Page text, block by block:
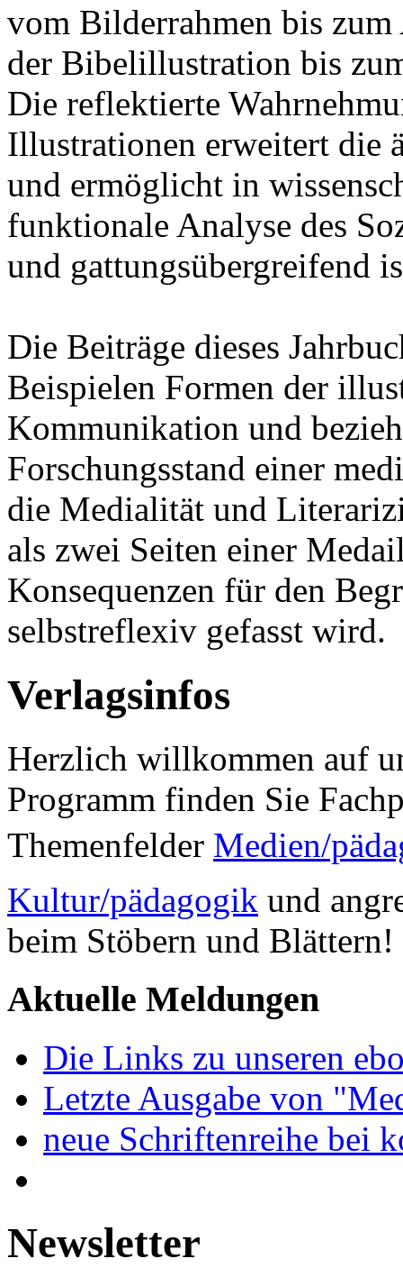
vom Bilderrahmen bis
der Bibelillustration bis
Die reflektierte
Illustrationen erweitert die
und ermöglicht in
funktionale Analyse des
und gattungsübergreifend
Die Beiträge dieses
Beispielen Formen der
Kommunikation und
Forschungsstand einer
die Medialität und
als zwei Seiten einer
Konsequenzen für den
selbstreflexiv gefasst wird.
Verlagsinfos
Herzlich willkommen auf
Programm finden Sie
Themenfelder Medien/
Kultur/pädagogik und
beim Stöbern und Blättern!
Aktuelle Meldungen
Die Links zu unseren
Letzte Ausgabe von
neue Schriftenreihe bei
Newsletter